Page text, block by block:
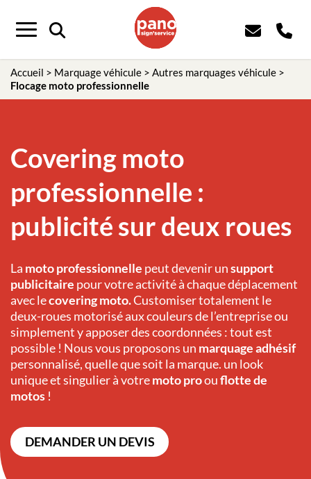
Menu
Accueil > Marquage véhicule > Autres marquages véhicule >
Flocage moto professionnelle
Covering moto
professionnelle :
publicité sur deux roues
La moto professionnelle peut devenir unsupport
publicitaire pour votre activité à chaque déplacement
avec lecovering moto.Customiser totalement le
deux-roues motorisé aux couleurs de l’entreprise ou
simplement y apposer des coordonnées : tout est
possible ! Nous vous proposons un marquage adhésif
personnalisé, quelle que soit la marque. un look
unique et singulier à votremoto proouflotte de
motos !
DEMANDER UN DEVIS
Panneau de gestion des cookies